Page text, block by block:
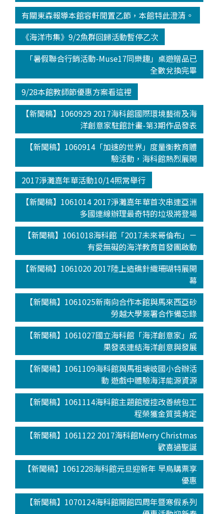
有關東森報導本館容軒閒置乙節，本館特此澄清。
《海洋市集》9/2魚群回歸活動暫停乙次
「暑假聯合行銷活動-Muse17同樂趣」桌遊贈品已
全數兌換完畢
9/28本館教師節優惠方案看這裡
【新聞稿】1060929 2017海科館國際環境藝術及海
洋創意家駐館計畫-第3期作品發表
【新聞稿】1060914「加速的世界」度量衡教育體
驗活動，海科館熱烈展開
2017淨灘嘉年華活動10/14照常舉行
【新聞稿】1061014 2017淨灘嘉年華首次串連亞洲
多國連線辦理最奇特的垃圾將登場
【新聞稿】1061018海科館「2017未來哥倫布」－
有愛無礙的海洋教育首發團啟動
【新聞稿】1061020 2017陸上造礁針織珊瑚特展開
幕
【新聞稿】1061025新南向合作本館與馬來西亞砂
勞越大學簽署合作備忘錄
【新聞稿】1061027國立海科館「海洋創意家」成
果發表連結海洋創意與發展
【新聞稿】1061109海科館與馬祖塘岐國小合辦活
動 遊戲中體驗海洋能源資源
【新聞稿】1061114海科館主題館煙控改善統包工
程榮獲金質獎肯定
【新聞稿】1061122 2017海科館Merry Christmas
歡喜過聖誕
【新聞稿】1061228海科館元旦迎新年 早鳥購票享
優惠
【新聞稿】1070124海科館開館四周年暨寒假系列